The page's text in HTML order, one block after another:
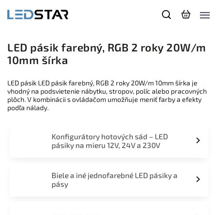
LED pásik farebný, RGB 2 roky 20W/m
10mm šírka
LED pásik LED pásik farebný, RGB 2 roky 20W/m 10mm šírka je
vhodný na podsvietenie nábytku, stropov, políc alebo pracovných
plôch. V kombinácii s ovládačom umožňuje meniť farby a efekty
podľa nálady.
Konfigurátory hotových sád – LED
pásiky na mieru 12V, 24V a 230V
Biele a iné jednofarebné LED pásiky a
pásy